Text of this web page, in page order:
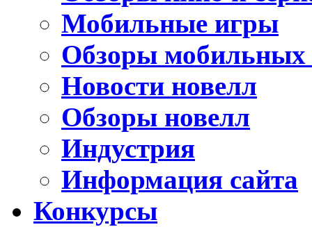
Мобильные игры
Обзоры мобильных
Новости новелл
Обзоры новелл
Индустрия
Информация сайта
Конкурсы